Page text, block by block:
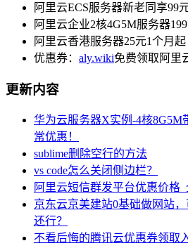
阿里云ECS服务器新老同享99
阿里云企业2核4G5M服务器
阿里云香港服务器25元1个月起
优惠券： aly.wiki免费领取阿里
更新内容
华为云服务器X实例-4核8G5M
常优惠！
sublime删除空行的方法
vs code怎么关闭侧边栏？
阿里云短信群发平台优惠价格
京东云京美建站0基础做网站
还行？
不看后悔的腾讯云优惠券领取